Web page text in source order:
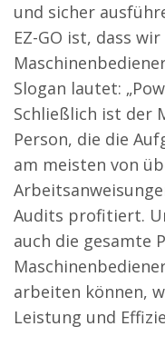
und sicher
EZ-GO ist, dass
Slogan lautet:
Schließlich ist der
Person, die die
am meisten von
Audits profitiert.
auch die gesamte
arbeiten können,
Leistung und